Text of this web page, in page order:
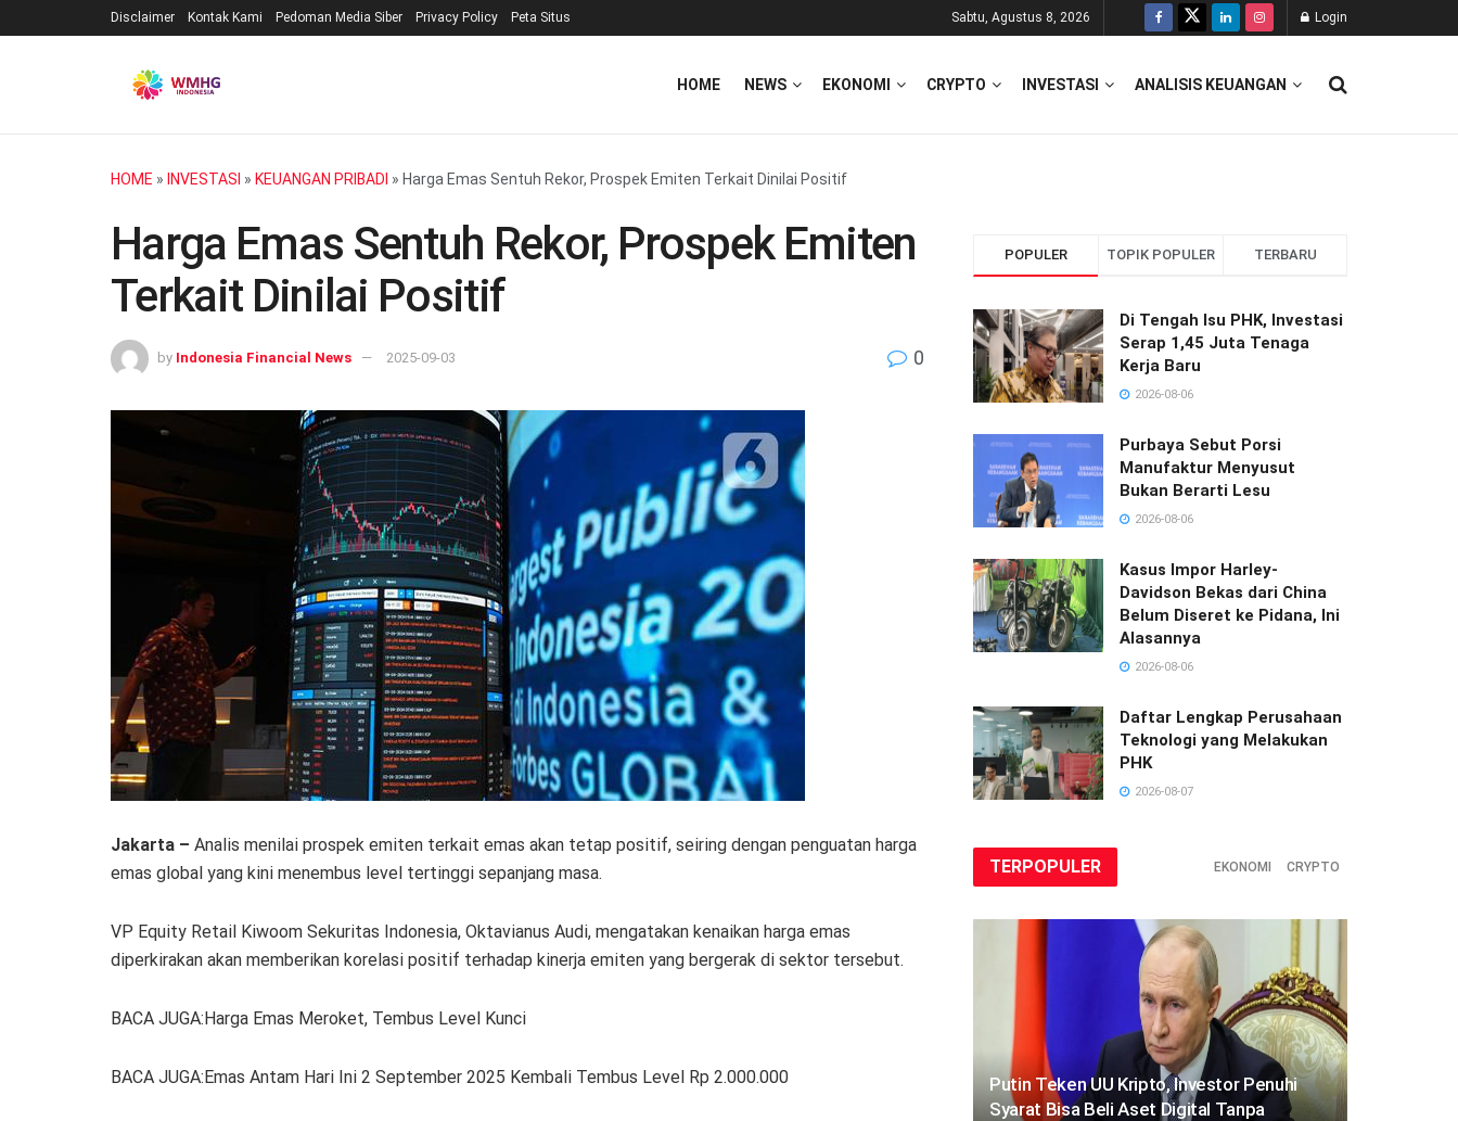
Disclaimer Kontak Kami Pedoman Media Siber Privacy Policy Peta Situs Sabtu, Agustus 8, 2026 Login
HOME NEWS EKONOMI CRYPTO INVESTASI ANALISIS KEUANGAN
HOME » INVESTASI » KEUANGAN PRIBADI » Harga Emas Sentuh Rekor, Prospek Emiten Terkait Dinilai Positif
Harga Emas Sentuh Rekor, Prospek Emiten
Terkait Dinilai Positif
by Indonesia Financial News 2025-09-03 0
Jakarta – Analis menilai prospek emiten terkait emas akan tetap positif, seiring dengan penguatan harga
emas global yang kini menembus level tertinggi sepanjang masa.
VP Equity Retail Kiwoom Sekuritas Indonesia, Oktavianus Audi, mengatakan kenaikan harga emas
diperkirakan akan memberikan korelasi positif terhadap kinerja emiten yang bergerak di sektor tersebut.
BACA JUGA:Harga Emas Meroket, Tembus Level Kunci
BACA JUGA:Emas Antam Hari Ini 2 September 2025 Kembali Tembus Level Rp 2.000.000
POPULER TOPIK POPULER TERBARU
Di Tengah Isu PHK, Investasi
Serap 1,45 Juta Tenaga
Kerja Baru
2026-08-06
Purbaya Sebut Porsi
Manufaktur Menyusut
Bukan Berarti Lesu
2026-08-06
Kasus Impor Harley-
Davidson Bekas dari China
Belum Diseret ke Pidana, Ini
Alasannya
2026-08-06
Daftar Lengkap Perusahaan
Teknologi yang Melakukan
PHK
2026-08-07
TERPOPULER EKONOMI CRYPTO
Putin Teken UU Kripto, Investor Penuhi
Syarat Bisa Beli Aset Digital Tanpa